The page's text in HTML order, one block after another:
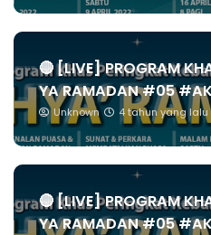
🔴 [LIVE] PROGRAM
YA RAMADAN #05
Unknown 4 tahun yang lalu
🔴 [LIVE] PROGRAM
YA RAMADAN #05